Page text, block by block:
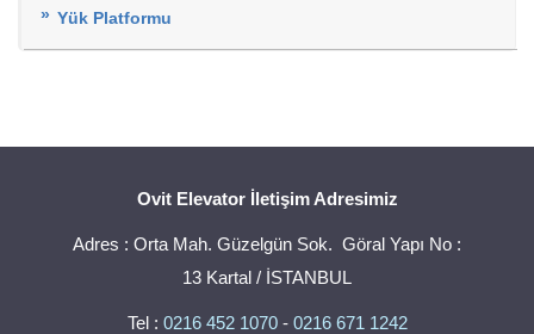
Yük Platformu
Ovit Elevator İletişim Adresimiz
Adres : Orta Mah. Güzelgün Sok. Göral Yapı No :
13 Kartal / İSTANBUL
Tel : 0216 452 1070- 0216 671 1242